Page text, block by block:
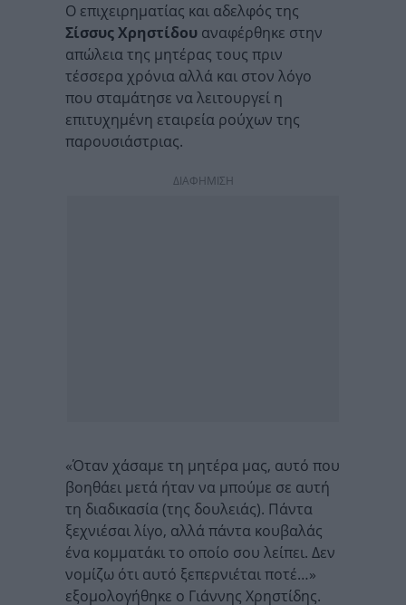
Ο επιχειρηματίας και αδελφός της
Σίσσυς Χρηστίδου αναφέρθηκε στην
απώλεια της μητέρας τους πριν
τέσσερα χρόνια αλλά και στον λόγο
που σταμάτησε να λειτουργεί η
επιτυχημένη εταιρεία ρούχων της
παρουσιάστριας.
ΔΙΑΦΗΜΙΣΗ
«Όταν χάσαμε τη μητέρα μας, αυτό που
βοηθάει μετά ήταν να μπούμε σε αυτή
τη διαδικασία (της δουλειάς). Πάντα
ξεχνιέσαι λίγο, αλλά πάντα κουβαλάς
ένα κομματάκι το οποίο σου λείπει. Δεν
νομίζω ότι αυτό ξεπερνιέται ποτέ…»
εξομολογήθηκε ο Γιάννης Χρηστίδης.